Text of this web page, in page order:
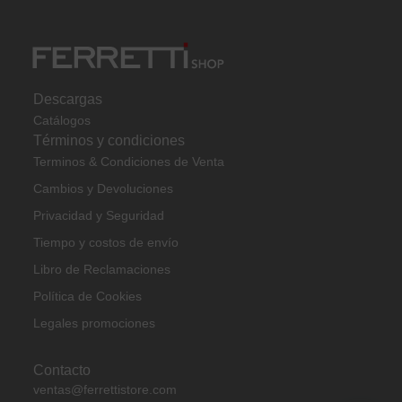
Descargas
Catálogos
Términos y condiciones
Terminos & Condiciones de Venta
Cambios y Devoluciones
Privacidad y Seguridad
Tiempo y costos de envío
Libro de Reclamaciones
Política de Cookies
Legales promociones
Contacto
ventas@ferrettistore.com